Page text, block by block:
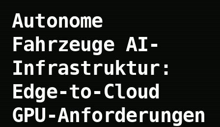
Autonome
Fahrzeuge AI-
Infrastruktur:
Edge-to-Cloud
GPU-Anforderungen